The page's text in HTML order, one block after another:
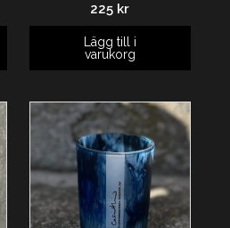
225 kr
Lägg till i
varukorg